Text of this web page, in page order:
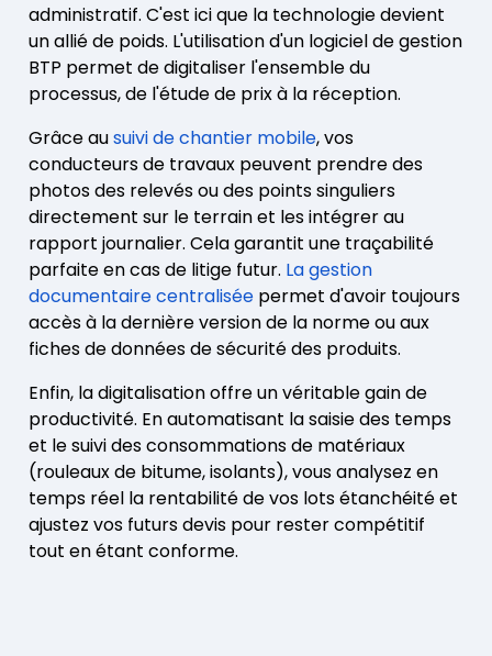
administratif. C'est ici que la technologie devient
un allié de poids. L'utilisation d'un logiciel de gestion
BTP permet de digitaliser l'ensemble du
processus, de l'étude de prix à la réception.
Grâce ausuivi de chantier mobile, vos
conducteurs de travaux peuvent prendre des
photos des relevés ou des points singuliers
directement sur le terrain et les intégrer au
rapport journalier. Cela garantit une traçabilité
parfaite en cas de litige futur. La gestion
documentaire centralisée permet d'avoir toujours
accès à la dernière version de la norme ou aux
fiches de données de sécurité des produits.
Enfin, la digitalisation offre un véritable gain de
productivité. En automatisant la saisie des temps
et le suivi des consommations de matériaux
(rouleaux de bitume, isolants), vous analysez en
temps réel la rentabilité de vos lots étanchéité et
ajustez vos futurs devis pour rester compétitif
tout en étant conforme.